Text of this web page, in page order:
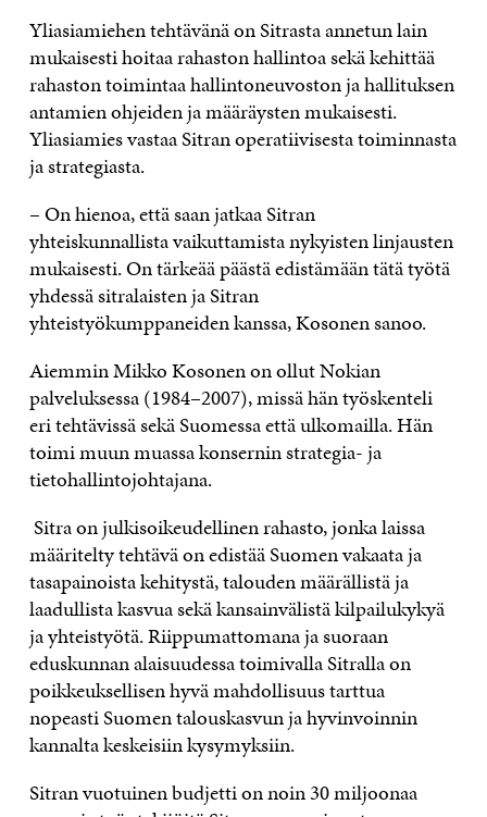
Yliasiamiehen tehtävänä on Sitrasta annetun lain
mukaisesti hoitaa rahaston hallintoa sekä kehittää
rahaston toimintaa hallintoneuvoston ja hallituksen
antamien ohjeiden ja määräysten mukaisesti.
Yliasiamies vastaa Sitran operatiivisesta toiminnasta
ja strategiasta.
– On hienoa, että saan jatkaa Sitran
yhteiskunnallista vaikuttamista nykyisten linjausten
mukaisesti. On tärkeää päästä edistämään tätä työtä
yhdessä sitralaisten ja Sitran
yhteistyökumppaneiden kanssa, Kosonen sanoo.
Aiemmin Mikko Kosonen on ollut Nokian
palveluksessa (1984–2007), missä hän työskenteli
eri tehtävissä sekä Suomessa että ulkomailla. Hän
toimi muun muassa konsernin strategia- ja
tietohallintojohtajana.
Sitra on julkisoikeudellinen rahasto, jonka laissa
määritelty tehtävä on edistää Suomen vakaata ja
tasapainoista kehitystä, talouden määrällistä ja
laadullista kasvua sekä kansainvälistä kilpailukykyä
ja yhteistyötä. Riippumattomana ja suoraan
eduskunnan alaisuudessa toimivalla Sitralla on
poikkeuksellisen hyvä mahdollisuus tarttua
nopeasti Suomen talouskasvun ja hyvinvoinnin
kannalta keskeisiin kysymyksiin.
Sitran vuotuinen budjetti on noin 30 miljoonaa